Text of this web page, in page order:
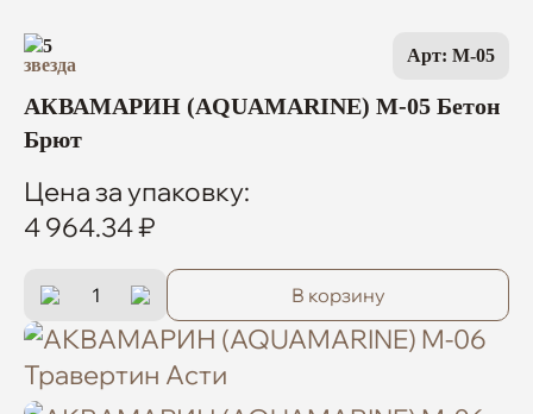
5 Арт: M-05
АКВАМАРИН (AQUAMARINE) M-05 Бетон
Брют
Цена за упаковку:
4 964.34 ₽
В корзину